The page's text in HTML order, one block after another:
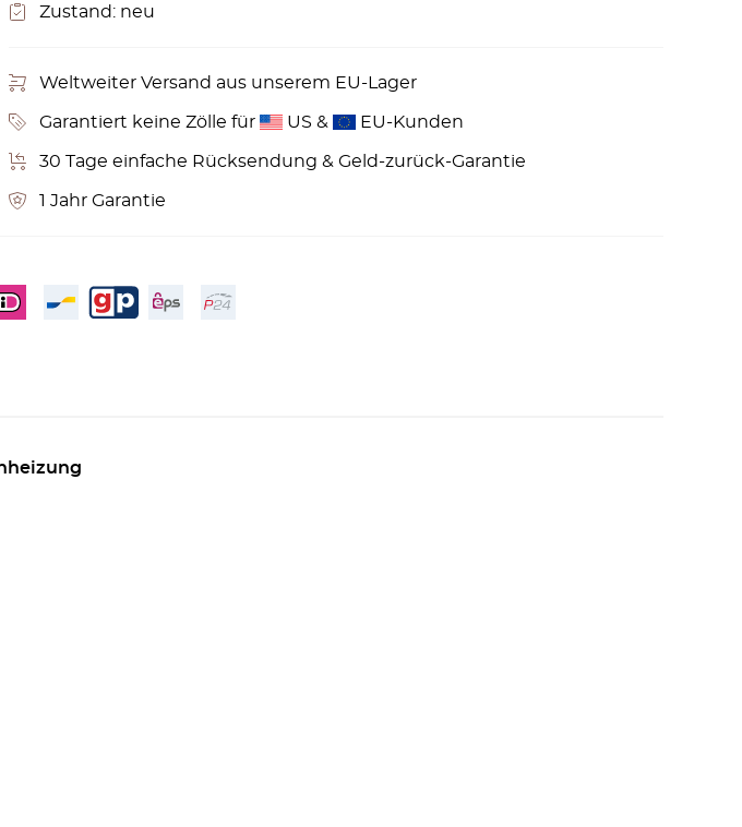
Zustand: neu
Weltweiter Versand aus unserem EU-Lager
Garantiert keine Zölle für US & EU-Kunden
30 Tage einfache Rücksendung & Geld-zurück-Garantie
1 Jahr Garantie